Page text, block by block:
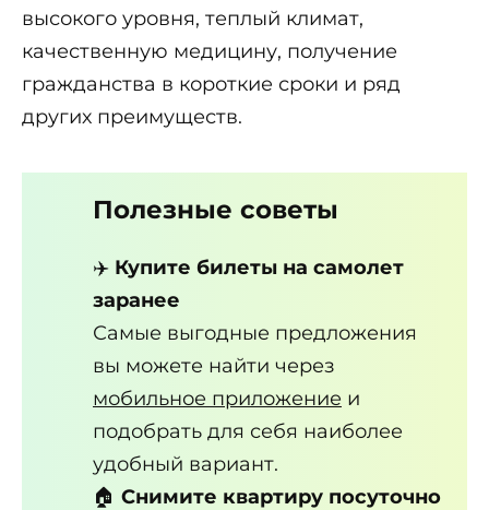
высокого уровня, теплый климат,
качественную медицину, получение
гражданства в короткие сроки и ряд
других преимуществ.
Полезные советы
✈️ Купите билеты на самолет
заранее
Самые выгодные предложения
вы можете найти через
мобильное приложение и
подобрать для себя наиболее
удобный вариант.
🏠 Снимите квартиру посуточно